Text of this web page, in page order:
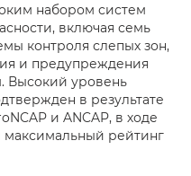
набором систем
включая семь
контроля слепых зон,
и предупреждения
Высокий уровень
в результате
и ANCAP, в ходе
максимальный рейтинг